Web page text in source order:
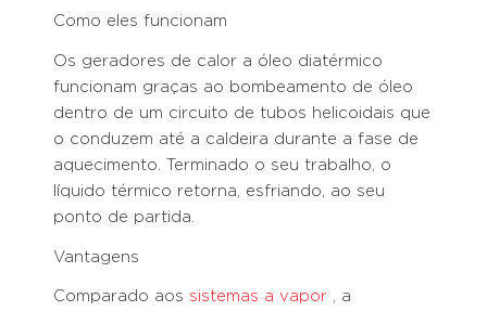
Como eles funcionam
Os geradores de calor a óleo diatérmico
funcionam graças ao bombeamento de óleo
dentro de um circuito de tubos helicoidais que
o conduzem até a caldeira durante a fase de
aquecimento. Terminado o seu trabalho, o
líquido térmico retorna, esfriando, ao seu
ponto de partida.
Vantagens
Comparado aos sistemas a vapor, a